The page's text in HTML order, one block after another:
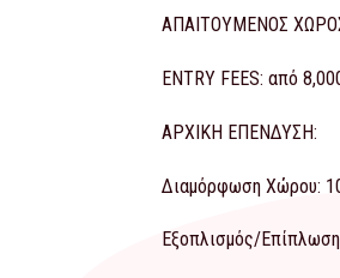
ΑΠΑΙΤΟΥΜΕΝΟΣ
ENTRY FEES: από
ΑΡΧΙΚΗ ΕΠΕΝΔΥΣΗ:
Διαμόρφωση Χώρου:
Εξοπλισμός/